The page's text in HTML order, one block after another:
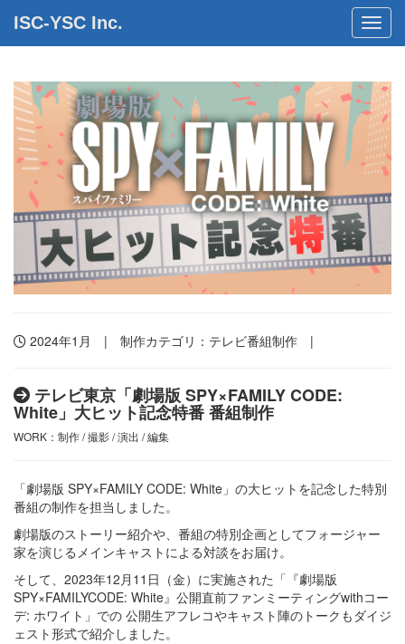
ISC-YSC Inc.
2024年1月 | 制作カテゴリ： テレビ番組制作 |
テレビ東京「劇場版 SPY×FAMILY CODE:
White」大ヒット記念特番 番組制作
WORK：制作 / 撮影 / 演出 / 編集
「劇場版 SPY×FAMILY CODE: White」の大ヒットを記念した特別
番組の制作を担当しました。
劇場版のストーリー紹介や、番組の特別企画としてフォージャー
家を演じるメインキャストによる対談をお届け。
そして、2023年12月11日（金）に実施された「『劇場版
SPY×FAMILYCODE: White』公開直前ファンミーティングwithコー
デ: ホワイト」での 公開生アフレコやキャスト陣のトークもダイジ
ェスト形式で紹介しました。